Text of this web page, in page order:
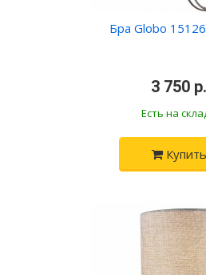
Бра Globo
3 750 р.
Есть на
Купить